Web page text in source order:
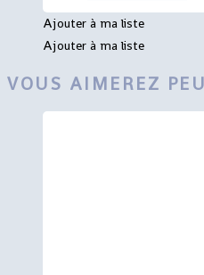
Ajouter à ma liste
Ajouter à ma liste
VOUS AIMEREZ